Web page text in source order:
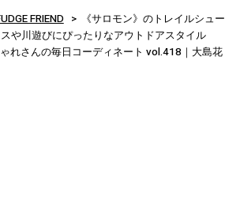
FRIEND
《サロモン》のトレイルシュー
や川遊びにぴったりなアウトドアスタイル
ゃれさんの毎日コーディネート vol.418｜大島花